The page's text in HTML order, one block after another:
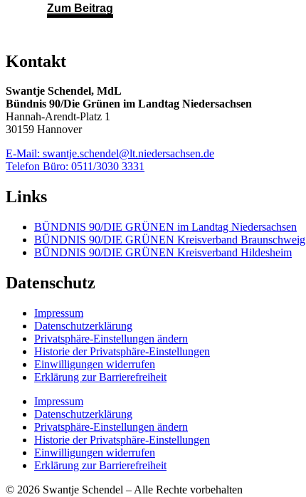
Zum Beitrag
Kontakt
Swantje Schendel, MdL
Bündnis 90/Die Grünen im Landtag Niedersachsen
Hannah-Arendt-Platz 1
30159 Hannover
E-Mail: swantje.schendel@lt.niedersachsen.de
Telefon Büro: 0511/3030 3331
Links
BÜNDNIS 90/DIE GRÜNEN im Landtag Niedersachsen
BÜNDNIS 90/DIE GRÜNEN Kreisverband Braunschweig
BÜNDNIS 90/DIE GRÜNEN Kreisverband Hildesheim
Datenschutz
Impressum
Datenschutzerklärung
Privatsphäre-Einstellungen ändern
Historie der Privatsphäre-Einstellungen
Einwilligungen widerrufen
Erklärung zur Barrierefreiheit
Impressum
Datenschutzerklärung
Privatsphäre-Einstellungen ändern
Historie der Privatsphäre-Einstellungen
Einwilligungen widerrufen
Erklärung zur Barrierefreiheit
© 2026 Swantje Schendel – Alle Rechte vorbehalten